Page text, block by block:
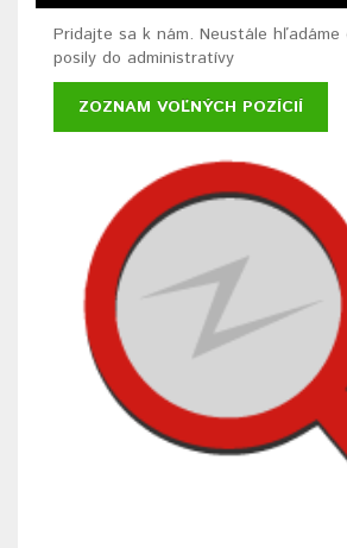
Pridajte sa k nám. Neustále hľadáme
posily do administratívy
ZOZNAM VOĽNÝCH POZÍCIÍ